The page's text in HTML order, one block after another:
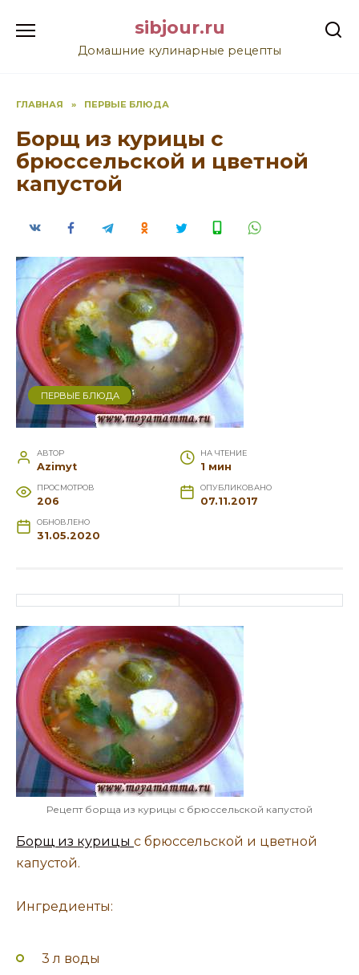
содержанию
sibjour.ru
Домашние кулинарные рецепты
ГЛАВНАЯ » ПЕРВЫЕ БЛЮДА
Борщ из курицы с
брюссельской и цветной
капустой
ПЕРВЫЕ БЛЮДА
АВТОР
Azimyt
НА ЧТЕНИЕ
1 мин
ПРОСМОТРОВ
206
ОПУБЛИКОВАНО
07.11.2017
ОБНОВЛЕНО
31.05.2020
Рецепт борща из курицы с брюссельской капустой
Борщ из курицы с брюссельской и цветной
капустой.
Ингредиенты:
3 л воды